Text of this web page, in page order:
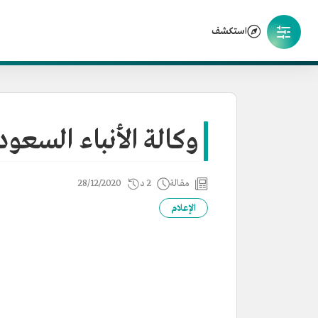
استكشف
وكالة الأنباء
مقالة 2 د 28/12/2020
الإعلام